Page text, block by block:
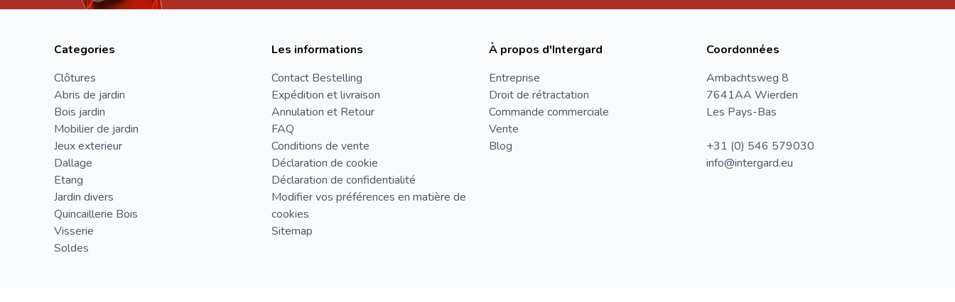
Categories
Clôtures
Abris de jardin
Bois jardin
Mobilier de jardin
Jeux exterieur
Dallage
Etang
Jardin divers
Quincaillerie Bois
Visserie
Soldes
Les informations
Contact Bestelling
Expédition et livraison
Annulation et Retour
FAQ
Conditions de vente
Déclaration de cookie
Déclaration de confidentialité
Modifier vos préférences en matière de
cookies
Sitemap
À propos d'Intergard
Entreprise
Droit de rétractation
Commande commerciale
Vente
Blog
Coordonnées
Ambachtsweg 8
7641AA Wierden
Les Pays-Bas
+31 (0) 546 579030
info@intergard.eu